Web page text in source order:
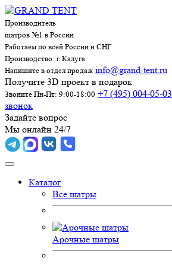
Производитель
шатров №1 в России
Работаем по всей России и СНГ
Производство: г. Калуга
Напишите в отдел продаж info@grand-tent.ru
Получите 3D проект в подарок
Звоните Пн-Пт: 9:00-18:00 +7 (495) 004-05-03
звонок
Задайте вопрос
Мы онлайн 24/7
Каталог
Все шатры
Арочные шатры